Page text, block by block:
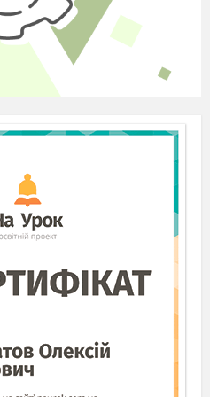
. Розв’язування
прямокутника.
паралеле-
вправ .
задачі .
вправ .